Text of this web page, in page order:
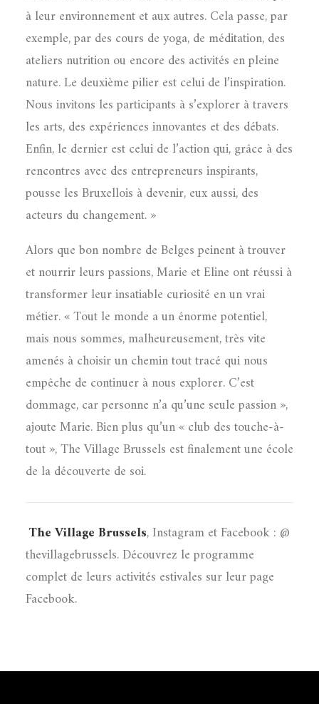
à leur environnement et aux autres. Cela passe, par
exemple, par des cours de yoga, de méditation, des
ateliers nutrition ou encore des activités en pleine
nature. Le deuxième pilier est celui de l’inspiration.
Nous invitons les participants à s’explorer à travers
les arts, des expériences innovantes et des débats.
Enfin, le dernier est celui de l’action qui, grâce à des
rencontres avec des entrepreneurs inspirants,
pousse les Bruxellois à devenir, eux aussi, des
acteurs du changement. »
Alors que bon nombre de Belges peinent à trouver
et nourrir leurs passions, Marie et Eline ont réussi à
transformer leur insatiable curiosité en un vrai
métier. « Tout le monde a un énorme potentiel,
mais nous sommes, malheureusement, très vite
amenés à choisir un chemin tout tracé qui nous
empêche de continuer à nous explorer. C’est
dommage, car personne n’a qu’une seule passion »,
ajoute Marie. Bien plus qu’un « club des touche-à-
tout », The Village Brussels est finalement une école
de la découverte de soi.
The Village Brussels, Instagram et Facebook : @
thevillagebrussels. Découvrez le programme
complet de leurs activités estivales sur leur page
Facebook.